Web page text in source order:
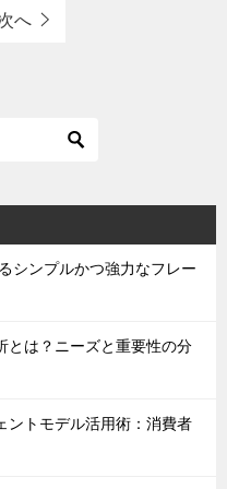
へ
シンプルかつ強力なフレー
とは？ニーズと重要性の分
ントモデル活用術：消費者